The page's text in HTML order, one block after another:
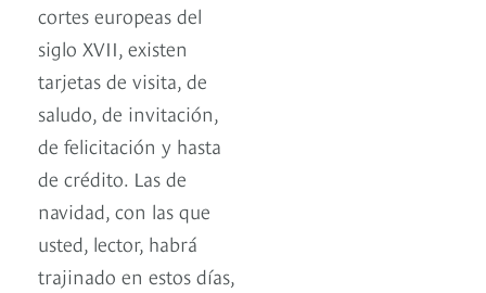
cortes europeas del
siglo XVII, existen
tarjetas de visita, de
saludo, de invitación,
de felicitación y hasta
de crédito. Las de
navidad, con las que
usted, lector, habrá
trajinado en estos días,